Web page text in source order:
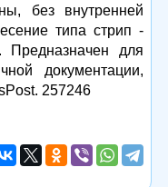
без внутренней
типа стрип -
Предназначен для
документации,
257246